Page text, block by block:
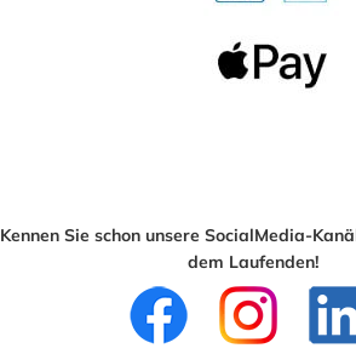
Kennen Sie schon unsere SocialMedia-
dem Laufenden!